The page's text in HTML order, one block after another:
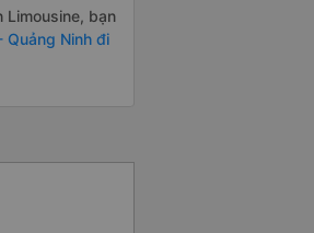
Limousine, bạn
Quảng Ninh đi